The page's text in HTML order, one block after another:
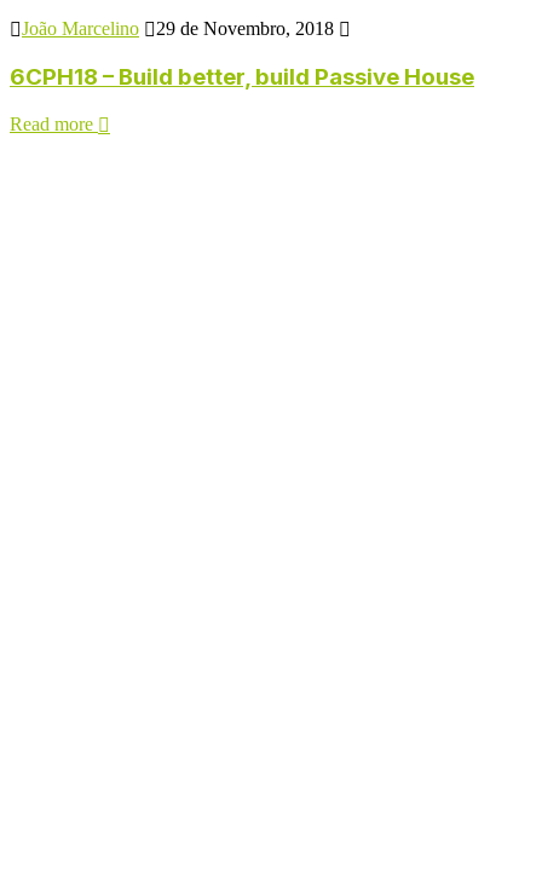
João Marcelino 29 de Novembro, 2018
6CPH18 – Build better, build Passive House
Read more